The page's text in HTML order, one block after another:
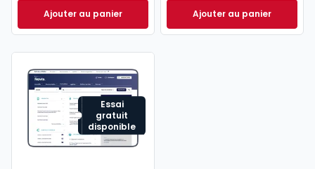
Ajouter au panierCode du travail 2026, annoté, commenté en ligne à
Ajouter au panier
Guide Paie à
Essai
gratuit
disponible